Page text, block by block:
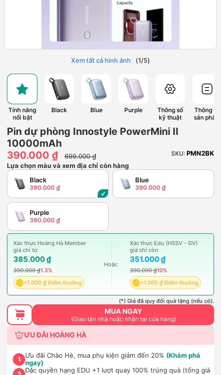
Xem tất cả hình ảnh (1/5)
Tính năng
nổi bật
Black Blue Purple
Thông số
kỹ thuật
Thông tin
sản phẩm
Pin dự phòng Innostyle PowerMini II
10000mAh
390.000 ₫
699.000 ₫ SKU: PMN2BK
Lựa chọn màu và xem địa chỉ còn hàng
Black
390.000 ₫
Blue
390.000 ₫
Purple
390.000 ₫
Xác thực Hoàng Hà Member
giá chỉ từ
385.000 ₫
390.000 ₫1.3%
+1.000 ₫ Điểm thưởng
Hoặc
Xác thực Edu (HSSV - GV)
giá chỉ còn
351.000 ₫
390.000 ₫10%
+1.000 ₫ Điểm thưởng
(*) Giá đã quy đổi quà tặng (nếu có).
MUA NGAY
(Giao tận nhà hoặc nhận tại cửa hàng)
ƯU ĐÃI HOÀNG HÀ
1 Ưu đãi Chào Hè, mua phụ kiện giảm đến 20% (Khám phá
ngay)
Đặc quyền hạng EDU +1 lượt quay 100% trúng quà (tổng giá